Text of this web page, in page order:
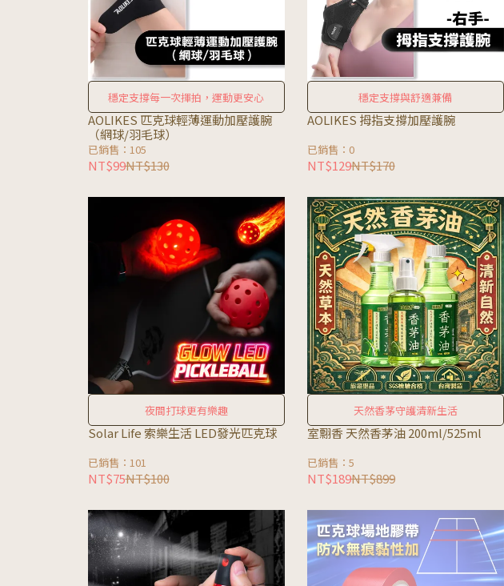
穩定支撐每一次揮拍，運動更安心
AOLIKES 匹克球輕薄運動加壓護腕
（網球/羽毛球）
已銷售：105
NT$99NT$130
穩定支撐與舒適兼備
AOLIKES 拇指支撐加壓護腕
已銷售：0
NT$129NT$170
夜間打球更有樂趣
Solar Life 索樂生活 LED發光匹克球
已銷售：101
NT$75NT$100
天然香茅守護清新生活
室翲香 天然香茅油 200ml/525ml
已銷售：5
NT$189NT$899